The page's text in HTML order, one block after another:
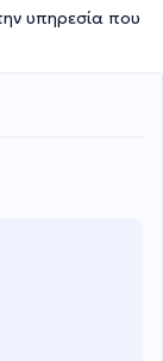
υπηρεσία που